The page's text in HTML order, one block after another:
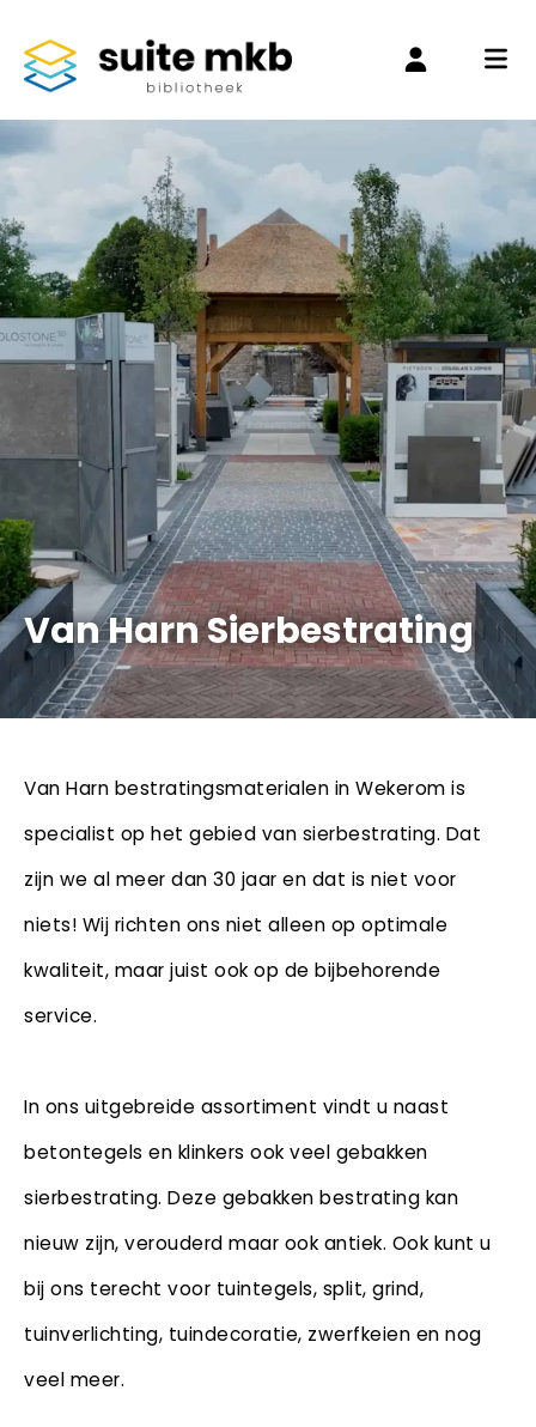
Van Harn Sierbestrating
Van Harn bestratingsmaterialen in Wekerom is
specialist op het gebied van sierbestrating. Dat
zijn we al meer dan 30 jaar en dat is niet voor
niets! Wij richten ons niet alleen op optimale
kwaliteit, maar juist ook op de bijbehorende
service.
In ons uitgebreide assortiment vindt u naast
betontegels en klinkers ook veel gebakken
sierbestrating. Deze gebakken bestrating kan
nieuw zijn, verouderd maar ook antiek. Ook kunt u
bij ons terecht voor tuintegels, split, grind,
tuinverlichting, tuindecoratie, zwerfkeien en nog
veel meer.